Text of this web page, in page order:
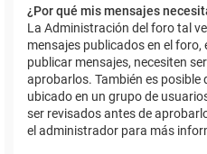
¿Por qué mis mensajes
La Administración del foro tal
mensajes publicados en el
publicar mensajes, necesiten
aprobarlos. También es posible
ubicado en un grupo de
ser revisados antes de
el administrador para más